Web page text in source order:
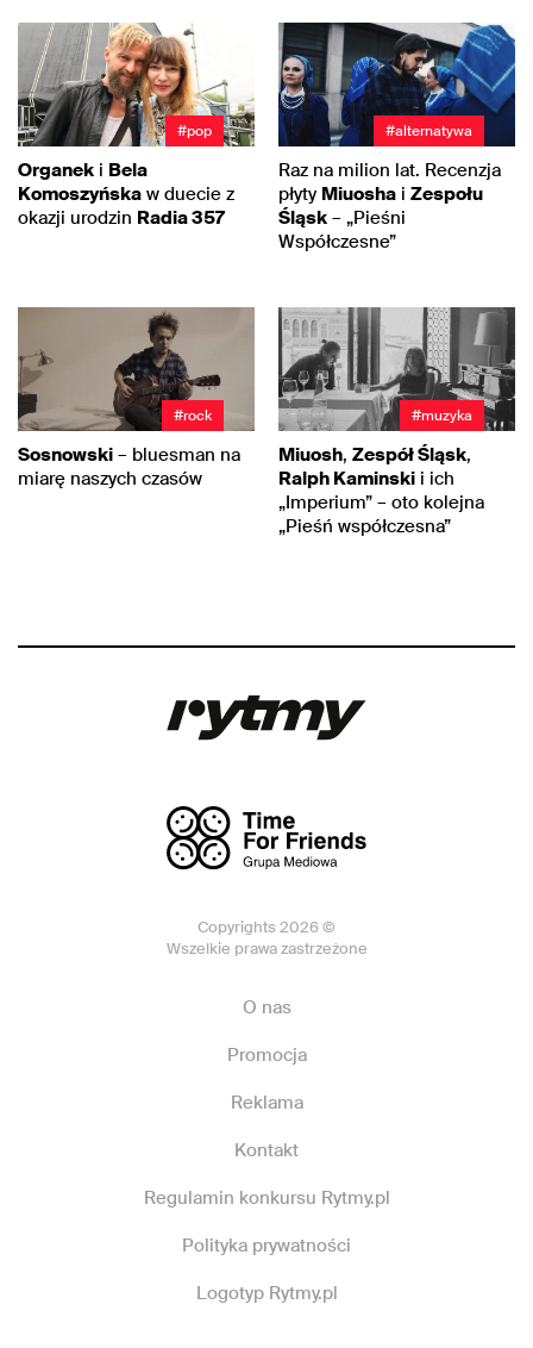
#pop
Organek i Bela
Komoszyńska w duecie z
okazji urodzin Radia 357
#alternatywa
Raz na milion lat. Recenzja
płyty Miuosha i Zespołu
Śląsk – „Pieśni
Współczesne”
#rock
Sosnowski – bluesman na
miarę naszych czasów
#muzyka
Miuosh, Zespół Śląsk,
Ralph Kaminski i ich
„Imperium” – oto kolejna
„Pieśń współczesna”
Copyrights 2026 ©
Wszelkie prawa zastrzeżone
O nas
Promocja
Reklama
Kontakt
Regulamin konkursu Rytmy.pl
Polityka prywatności
Logotyp Rytmy.pl